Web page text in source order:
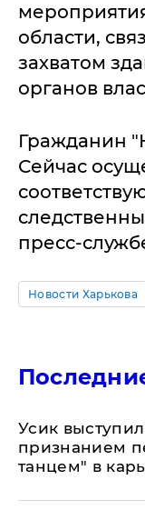
области,
захватом
органов
Гражданин
Сейчас
пресс-
Новости Харькова
Усик
признанием
танцем" в